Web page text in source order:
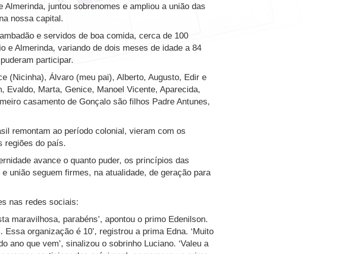
juntou sobrenomes e ampliou a união das
nossa capital.
e servidos de boa comida, cerca de 100
e Almerinda, variando de dois meses de idade a 84
participar.
(Nicinha), Álvaro (meu pai), Alberto, Augusto, Edir e
Evaldo, Marta, Genice, Manoel Vicente, Aparecida,
casamento de Gonçalo são filhos Padre Antunes,
remontam ao período colonial, vieram com os
regiões do país.
avance o quanto puder, os princípios das
união seguem firmes, na atualidade, de geração para
nas redes sociais:
maravilhosa, parabéns’, apontou o primo Edenilson.
organização é 10’, registrou a prima Edna. ‘Muito
ano que vem’, sinalizou o sobrinho Luciano. ‘Valeu a